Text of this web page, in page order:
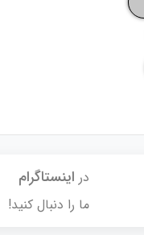
در اینستاگرام
ما را دنبال کنید!